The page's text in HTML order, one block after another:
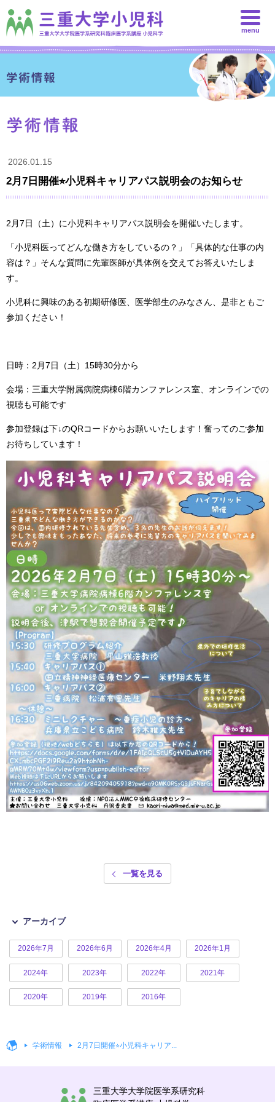
menu
2026.01.15
2月7日開催⭐︎小児科キャリアパス説明会のお知らせ
2月7日（土）に小児科キャリアパス説明会を開催いたします。
「小児科医ってどんな働き方をしているの？」「具体的な仕事の内
容は？」そんな質問に先輩医師が具体例を交えてお答えいたしま
す。
小児科に興味のある初期研修医、医学部生のみなさん、是非ともご
参加ください！
日時：2月7日（土）15時30分から
会場：三重大学附属病院病棟6階カンファレンス室、オンラインでの
視聴も可能です
参加登録は下↓のQRコードからお願いいたします！奮ってのご参加
お待ちしています！
一覧を見る
アーカイブ
2026年7月 2026年6月 2026年4月 2026年1月
2024年 2023年 2022年 2021年
2020年 2019年 2016年
学術情報 2月7日開催⭐︎小児科キャリア...
三重大学大学院医学系研究科